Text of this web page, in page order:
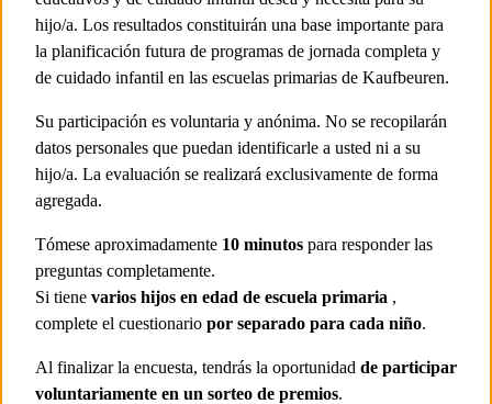
hijo/a. Los resultados constituirán una base importante para
la planificación futura de programas de jornada completa y
de cuidado infantil en las escuelas primarias de Kaufbeuren.
Su participación es voluntaria y anónima. No se recopilarán
datos personales que puedan identificarle a usted ni a su
hijo/a. La evaluación se realizará exclusivamente de forma
agregada.
Tómese aproximadamente 10 minutos para responder las
preguntas completamente.
Si tiene varios hijos en edad de escuela primaria ,
complete el cuestionario por separado para cada niño.
Al finalizar la encuesta, tendrás la oportunidad de participar
voluntariamente en un sorteo de premios.